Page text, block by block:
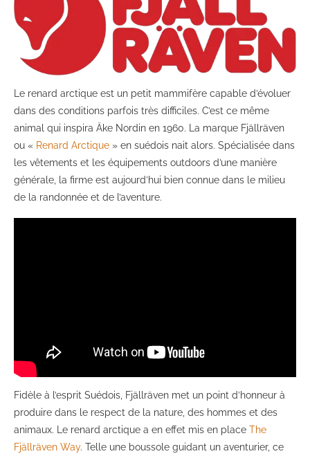
Le renard arctique est un petit mammifère capable d’évoluer
dans des conditions parfois très difficiles. C’est ce même
animal qui inspira Äke Nordin en 1960. La marque Fjällräven
ou « Renard Arctique » en suédois nait alors. Spécialisée dans
les vêtements et les équipements outdoors d’une manière
générale, la firme est aujourd’hui bien connue dans le milieu
de la randonnée et de l’aventure.
Fidèle à l’esprit Suédois, Fjällräven met un point d’honneur à
produire dans le respect de la nature, des hommes et des
animaux. Le renard arctique a en effet mis en place The
Fjällräven Way. Telle une boussole guidant un aventurier, ce